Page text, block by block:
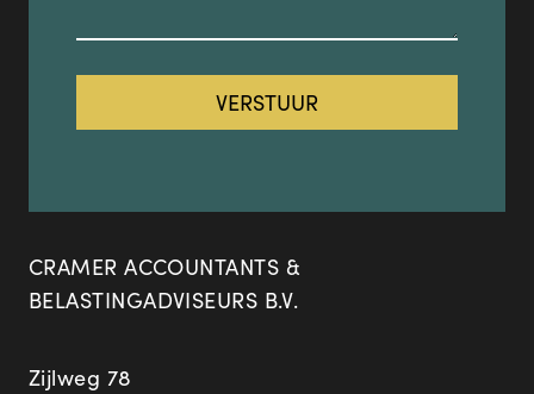
CRAMER ACCOUNTANTS &
BELASTINGADVISEURS B.V.
Zijlweg 78